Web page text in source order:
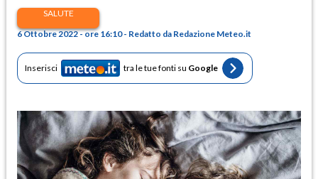
SALUTE
6 Ottobre 2022 - ore 16:10 - Redatto da Redazione Meteo.it
Inserisci tra le tue fonti su Google